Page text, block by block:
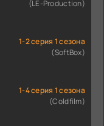
(LE-Production)
1-2 серия 1 сезона
(SoftBox)
1-4 серия 1 сезона
(Coldfilm)